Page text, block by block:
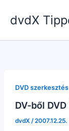
dvdX
DVD szerkesztés
DV-ből
dvdX /2007.12.25.